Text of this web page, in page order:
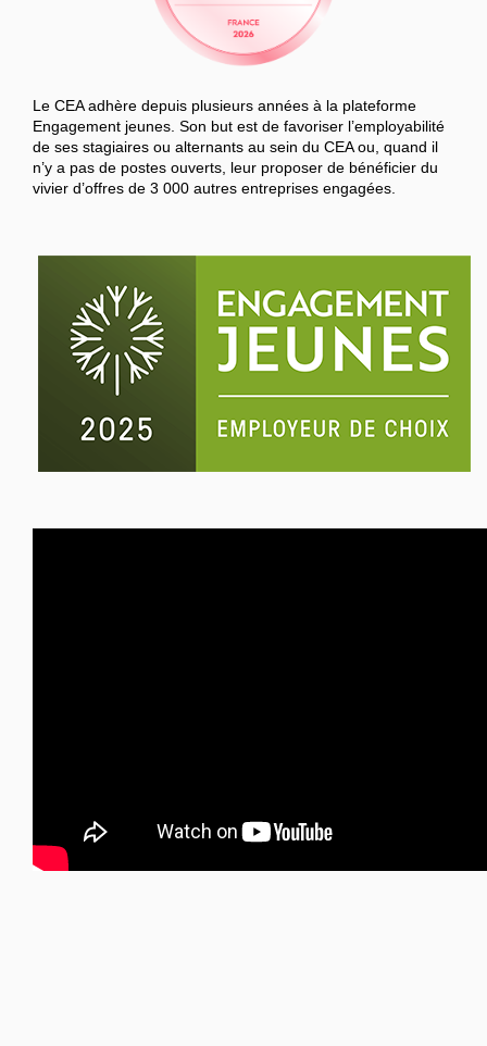
Le CEA adhère depuis plusieurs années à la plateforme
Engagement jeunes. Son but est de favoriser l’employabilité
de ses stagiaires ou alternants au sein du CEA ou, quand il
n’y a pas de postes ouverts, leur proposer de bénéficier du
vivier d’offres de 3 000 autres entreprises engagées.